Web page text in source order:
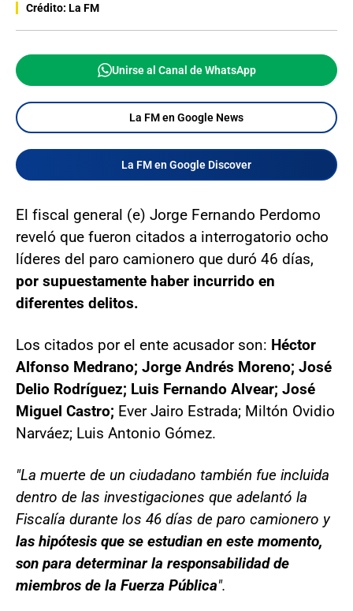
Crédito: La FM
Unirse al Canal de WhatsApp
La FM en Google News
La FM en Google Discover
El fiscal general (e) Jorge Fernando Perdomo
reveló que fueron citados a interrogatorio ocho
líderes del paro camionero que duró 46 días,
por supuestamente haber incurrido en
diferentes delitos.
Los citados por el ente acusador son: Héctor
Alfonso Medrano; Jorge Andrés Moreno; José
Delio Rodríguez; Luis Fernando Alvear; José
Miguel Castro; Ever Jairo Estrada; Miltón Ovidio
Narváez; Luis Antonio Gómez.
"La muerte de un ciudadano también fue incluida
dentro de las investigaciones que adelantó la
Fiscalía durante los 46 días de paro camionero y
las hipótesis que se estudian en este momento,
son para determinar la responsabilidad de
miembros de la Fuerza Pública".